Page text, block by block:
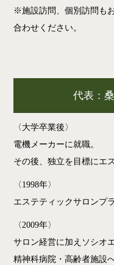
※施設訪問、個別訪問も
合わせください。
代表：
〈大学卒業後〉
電機メーカーに就職。
その後、独立を目標にエ
〈1998年〉
エステティックサロンプ
〈2009年〉
サロン経営に加えソシオ
精神科病院・高齢者施設